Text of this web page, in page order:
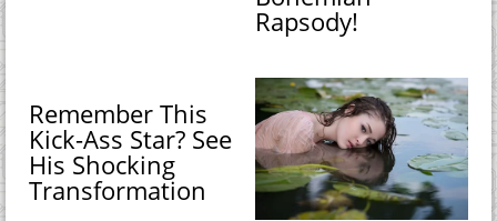
Rapsody!
Remember This
Kick-Ass Star? See
His Shocking
Transformation